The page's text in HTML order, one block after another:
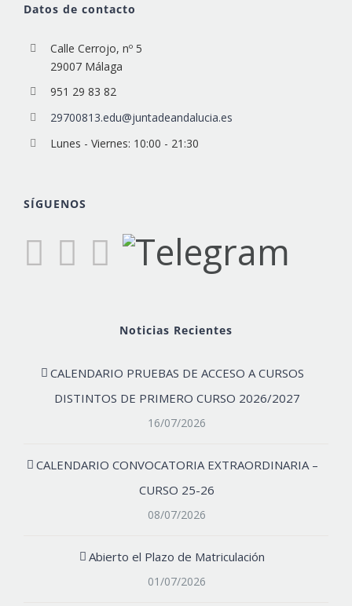
Datos de contacto
Calle Cerrojo, nº 5
29007 Málaga
951 29 83 82
29700813.edu@juntadeandalucia.es
Lunes - Viernes: 10:00 - 21:30
SÍGUENOS
Noticias Recientes
CALENDARIO PRUEBAS DE ACCESO A CURSOS
DISTINTOS DE PRIMERO CURSO 2026/2027
16/07/2026
CALENDARIO CONVOCATORIA EXTRAORDINARIA –
CURSO 25-26
08/07/2026
Abierto el Plazo de Matriculación
01/07/2026